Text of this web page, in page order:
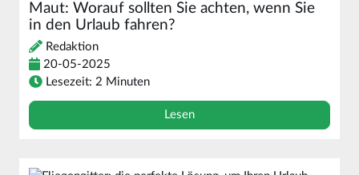
Maut: Worauf sollten Sie achten, wenn Sie
in den Urlaub fahren?
Redaktion
20-05-2025
Lesezeit: 2 Minuten
Lesen